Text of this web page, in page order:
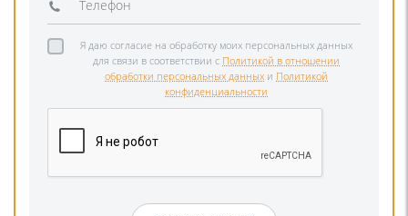
Я даю согласие на обработку моих персональных данных
для связи в соответствии с Политикой в отношении
обработки персональных данных и Политикой
конфиденциальности